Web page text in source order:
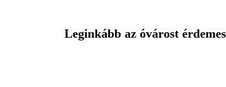
Leginkább az óvárost